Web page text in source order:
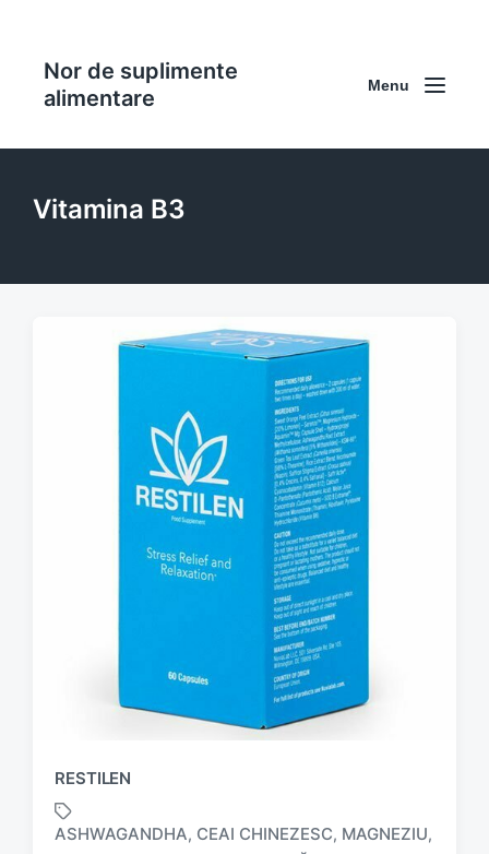
Nor de suplimente
alimentare
Menu
Vitamina B3
RESTILEN
ASHWAGANDHA, CEAI CHINEZESC, MAGNEZIU,